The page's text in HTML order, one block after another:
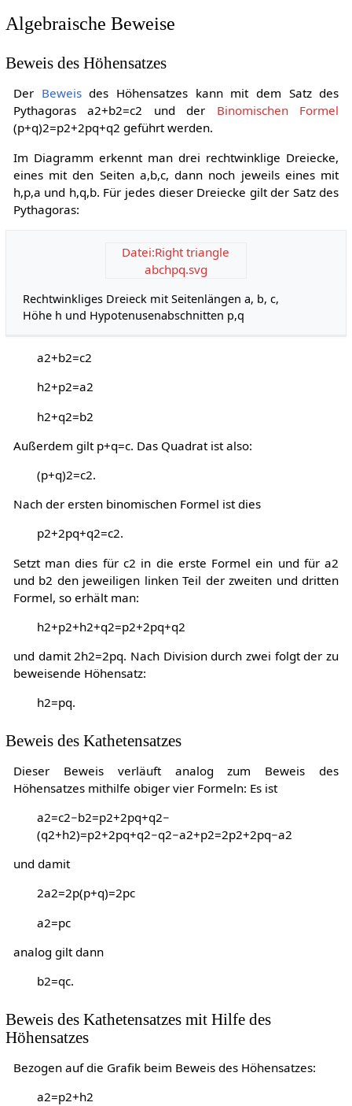
Algebraische Beweise
Beweis des Höhensatzes
Der Beweisdes Höhensatzes kann mit dem Satz des
Pythagorasa2+b2=c2 und der Binomischen Formel
(p+q)2=p2+2pq+q2 geführt werden.
Im Diagramm erkennt man drei rechtwinklige Dreiecke,
eines mit den Seiten a,b,c, dann noch jeweils eines mit
h,p,a und h,q,b. Für jedes dieser Dreiecke gilt der Satz des
Pythagoras:
Datei:Right triangle
abchpq.svg
Rechtwinkliges Dreieck mit Seitenlängen a, b, c,
Höhe h und Hypotenusenabschnitten p,q
a2+b2=c2
h2+p2=a2
h2+q2=b2
Außerdem gilt p+q=c. Das Quadrat ist also:
(p+q)2=c2.
Nach der ersten binomischen Formel ist dies
p2+2pq+q2=c2.
Setzt man dies für c2 in die erste Formel ein und füra2
und b2 den jeweiligen linken Teil der zweiten und dritten
Formel, so erhält man:
h2+p2+h2+q2=p2+2pq+q2
und damit 2h2=2pq. Nach Division durch zwei folgt der zu
beweisende Höhensatz:
h2=pq.
Beweis des Kathetensatzes
Dieser Beweis verläuft analog zum Beweis des
Höhensatzes mithilfe obiger vier Formeln: Es ist
a2=c2−b2=p2+2pq+q2−
(q2+h2)=p2+2pq+q2−q2−a2+p2=2p2+2pq−a2
und damit
2a2=2p(p+q)=2pc
a2=pc
analog gilt dann
b2=qc.
Beweis des Kathetensatzes mit Hilfe des
Höhensatzes
Bezogen auf die Grafik beim Beweis des Höhensatzes:
a2=p2+h2